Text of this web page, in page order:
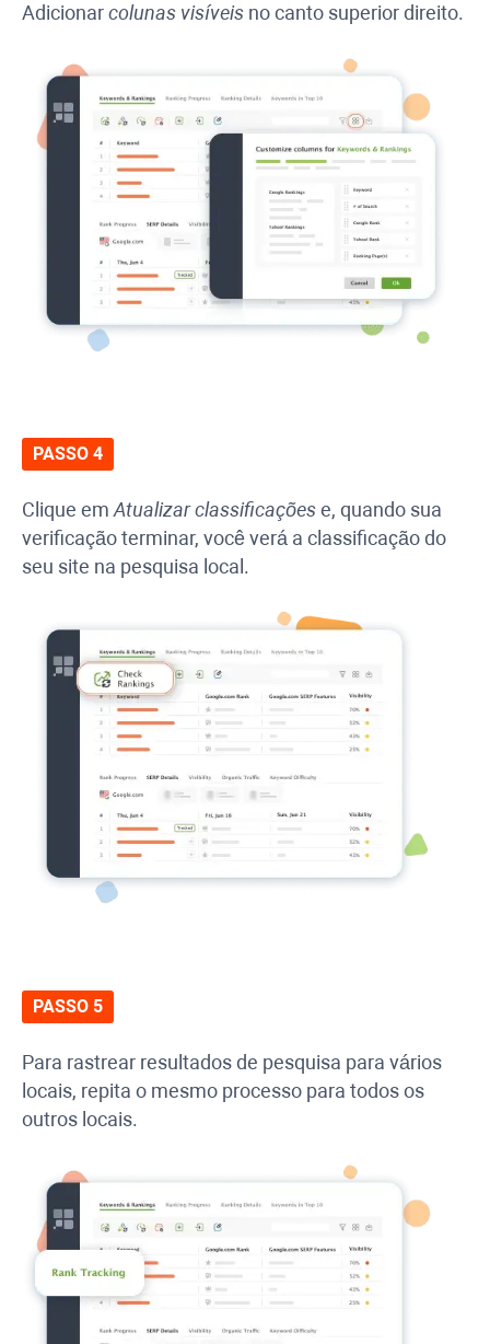
Adicionarcolunas visíveis no canto superior direito.
PASSO 4
Clique em Atualizar classificaçõese, quando sua
verificação terminar, você verá a classificação do
seu site na pesquisa local.
PASSO 5
Para rastrear resultados de pesquisa para vários
locais, repita o mesmo processo para todos os
outros locais.